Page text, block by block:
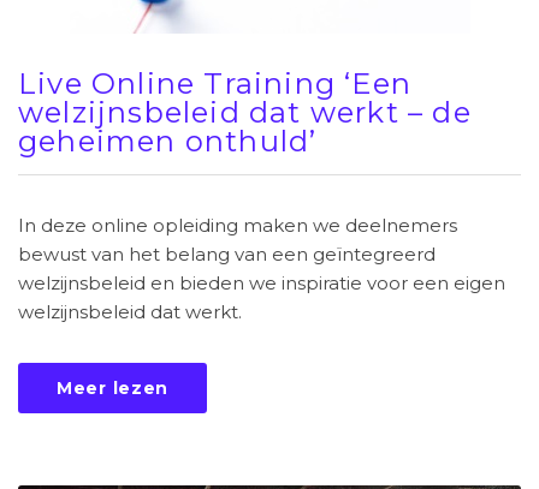
Live Online Training ‘Een
welzijnsbeleid dat werkt – de
geheimen onthuld’
In deze online opleiding maken we deelnemers
bewust van het belang van een geïntegreerd
welzijnsbeleid en bieden we inspiratie voor een eigen
welzijnsbeleid dat werkt.
Meer lezen